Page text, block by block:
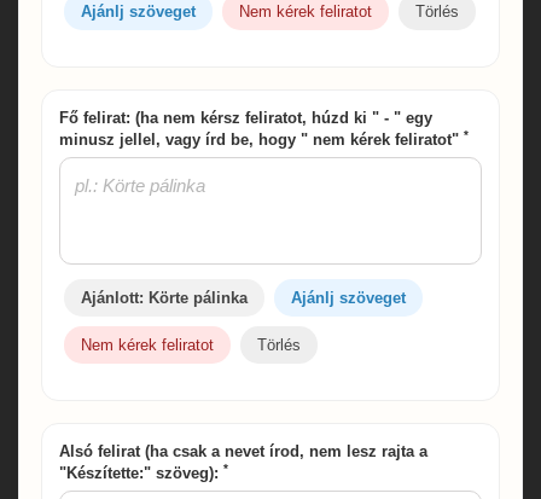
Ajánlj szöveget Nem kérek feliratot Törlés
Fő felirat: (ha nem kérsz feliratot, húzd ki " - " egy
minusz jellel, vagy írd be, hogy " nem kérek feliratot" *
Ajánlott: Körte pálinka Ajánlj szöveget
Nem kérek feliratot Törlés
Alsó felirat (ha csak a nevet írod, nem lesz rajta a
"Készítette:" szöveg): *